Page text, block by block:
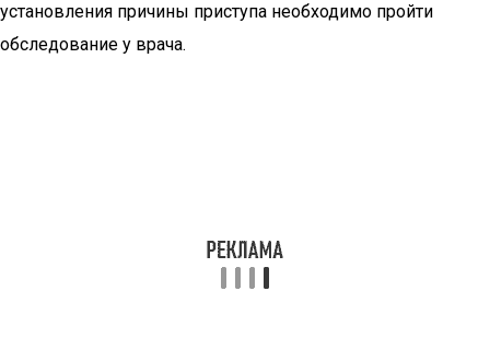
установления причины приступа необходимо пройти
обследование у врача.